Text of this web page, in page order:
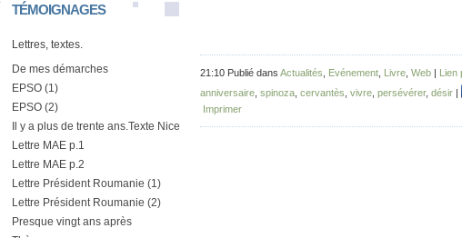
TÉMOIGNAGES
Lettres, textes.
De mes démarches
EPSO (1)
EPSO (2)
Il y a plus de trente ans.Texte Nice
Lettre MAE p.1
Lettre MAE p.2
Lettre Président Roumanie (1)
Lettre Président Roumanie (2)
Presque vingt ans après
21:10 Publié dans Actualités Evénement Livre Web | Lien
anniversaire spinoza cervantès vivre persévérer, désir |
Imprimer